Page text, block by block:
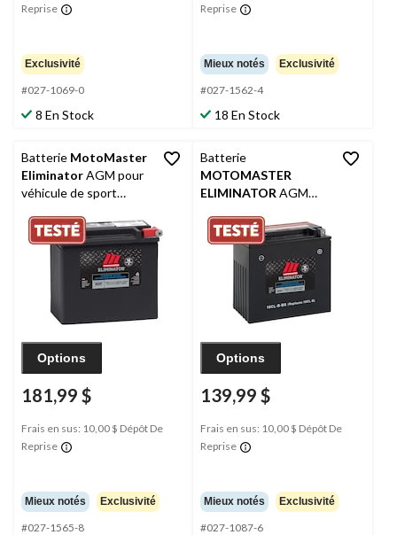
Reprise
Exclusivité
#027-1069-0
8 En Stock
Reprise
Mieux notés Exclusivité
#027-1562-4
18 En Stock
Batterie MotoMaster
EliminatorAGM pour
véhicule de sport
usine, ETX16L
Options
181,99 $
Frais en sus: 10,00 $ Dépôt De
Reprise
Mieux notés Exclusivité
#027-1565-8
Batterie
MOTOMASTER
ELIMINATOR AGM
sports motorisés,
16CL-B-BS
Options
139,99 $
Frais en sus: 10,00 $ Dépôt De
Reprise
Mieux notés Exclusivité
#027-1087-6